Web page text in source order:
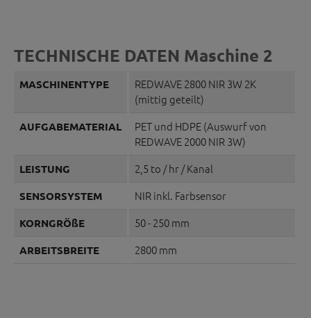
TECHNISCHE DATEN Maschine 2
MASCHINENTYPE
REDWAVE 2800 NIR 3W 2K
(mittig geteilt)
AUFGABEMATERIAL
PET und HDPE (Auswurf von
REDWAVE 2000 NIR 3W)
LEISTUNG 2,5 to / hr / Kanal
SENSORSYSTEM NIR inkl. Farbsensor
KORNGRÖßE 50 - 250 mm
ARBEITSBREITE 2800 mm